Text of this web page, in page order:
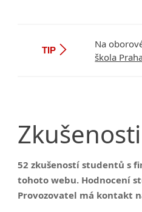
TIP
Na
škola
Zkušenosti
52 zkušeností studentů s
tohoto webu. Hodnocení
Provozovatel má kontakt